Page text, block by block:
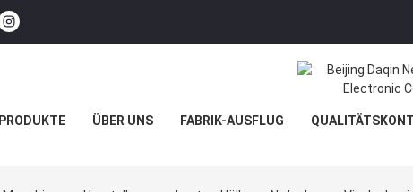
PRODUKTE ÜBER UNS FABRIK-AUSFLUG